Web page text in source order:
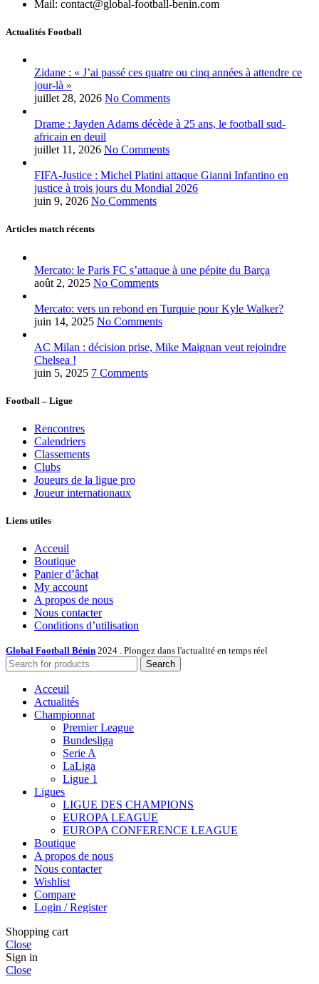
Mail: contact@global-football-benin.com
Actualités Football
Zidane : « J’ai passé ces quatre ou cinq années à attendre ce
jour-là »
juillet 28, 2026 No Comments
Drame : Jayden Adams décède à 25 ans, le football sud-
africain en deuil
juillet 11, 2026 No Comments
FIFA-Justice : Michel Platini attaque Gianni Infantino en
justice à trois jours du Mondial 2026
juin 9, 2026 No Comments
Articles match récents
Mercato: le Paris FC s’attaque à une pépite du Barça
août 2, 2025 No Comments
Mercato: vers un rebond en Turquie pour Kyle Walker?
juin 14, 2025 No Comments
AC Milan : décision prise, Mike Maignan veut rejoindre
Chelsea !
juin 5, 2025 7 Comments
Football – Ligue
Rencontres
Calendriers
Classements
Clubs
Joueurs de la ligue pro
Joueur internationaux
Liens utiles
Acceuil
Boutique
Panier d’âchat
My account
A propos de nous
Nous contacter
Conditions d’utilisation
Global Football Bénin 2024 . Plongez dans l'actualité en temps réel
Search
Acceuil
Actualités
Championnat
Premier League
Bundesliga
Serie A
LaLiga
Ligue 1
Ligues
LIGUE DES CHAMPIONS
EUROPA LEAGUE
EUROPA CONFERENCE LEAGUE
Boutique
A propos de nous
Nous contacter
Wishlist
Compare
Login / Register
Shopping cart
Close
Sign in
Close